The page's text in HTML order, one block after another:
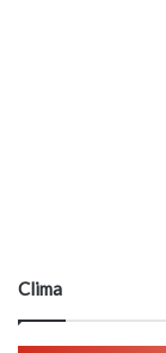
Clima